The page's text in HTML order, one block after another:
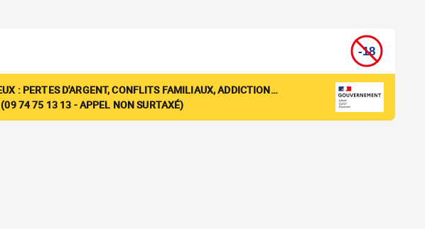
: PERTES D'ARGENT, CONFLITS FAMILIAUX, ADDICTION…
74 75 13 13 - APPEL NON SURTAXÉ)